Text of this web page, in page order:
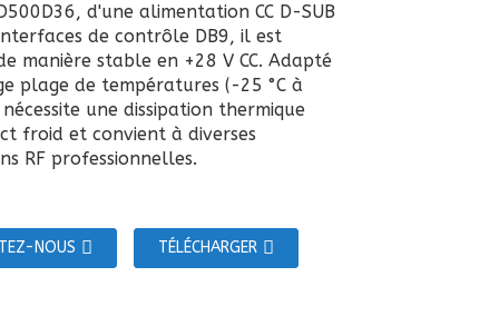
d'une alimentation CC D-SUB
de contrôle DB9, il est
manière stable en +28 V CC. Adapté
plage de températures (-25 °C à
nécessite une dissipation thermique
froid et convient à diverses
RF professionnelles.
NOUS TÉLÉCHARGER